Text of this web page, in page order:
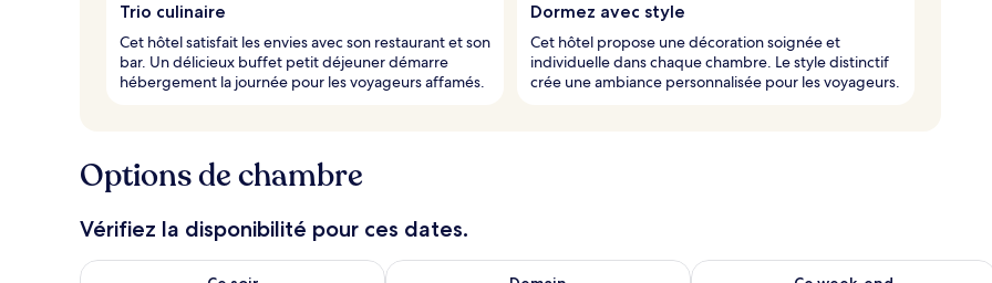
Trio culinaire
Cet hôtel satisfait les envies avec son restaurant et son
bar. Un délicieux buffet petit déjeuner démarre
hébergement la journée pour les voyageurs affamés.
Dormez avec style
Cet hôtel propose une décoration soignée et
individuelle dans chaque chambre. Le style distinctif
crée une ambiance personnalisée pour les voyageurs.
Options de chambre
Vérifiez la disponibilité pour ces dates.
Vérifier la disponibilité pour ce soir août 6 - août 7Vérifier la disponibilité pour demain août 7 - août 8Vérifier la disponibilité pour ce week-